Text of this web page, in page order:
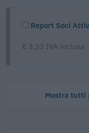
Report Soci
€ 3,33 IVA inclusa
Mostra tutti